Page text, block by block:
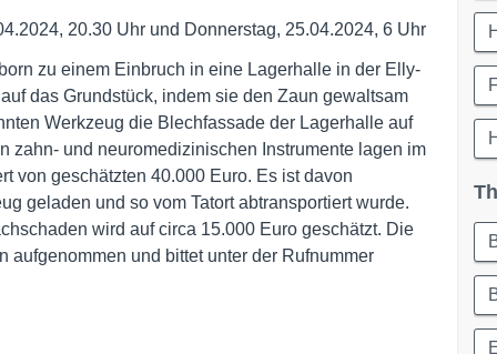
20.30 Uhr und Donnerstag, 25.04.2024, 6 Uhr
zu einem Einbruch in eine Lagerhalle in der Elly-
das Grundstück, indem sie den Zaun gewaltsam
Werkzeug die Blechfassade der Lagerhalle auf
zahn- und neuromedizinischen Instrumente lagen im
von geschätzten 40.000 Euro. Es ist davon
geladen und so vom Tatort abtransportiert wurde.
wird auf circa 15.000 Euro geschätzt. Die
und bittet unter der Rufnummer